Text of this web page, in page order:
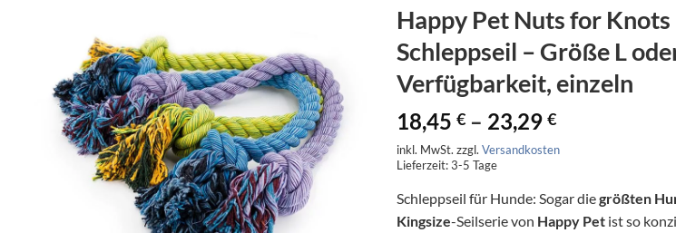
Happy Pet Nuts for
Schleppseil – Größe L
Verfügbarkeit, einzeln
18,45€ – 23,29€
inkl. MwSt. zzgl.Versandkosten
Lieferzeit:3-5 Tage
Schleppseil für Hunde: Sogar diegrößten
Kingsize-Seilserie von Happy Pet ist so